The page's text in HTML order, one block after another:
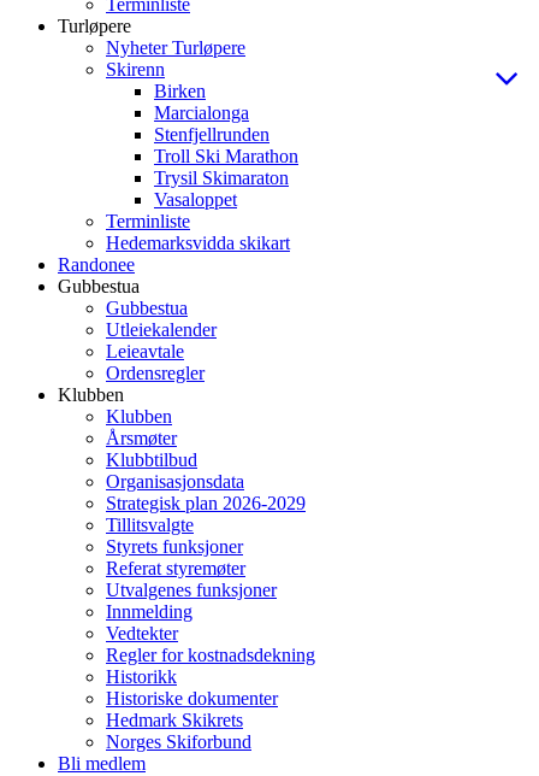
Terminliste
Turløpere
Nyheter Turløpere
Skirenn
Birken
Marcialonga
Stenfjellrunden
Troll Ski Marathon
Trysil Skimaraton
Vasaloppet
Terminliste
Hedemarksvidda skikart
Randonee
Gubbestua
Gubbestua
Utleiekalender
Leieavtale
Ordensregler
Klubben
Klubben
Årsmøter
Klubbtilbud
Organisasjonsdata
Strategisk plan 2026-2029
Tillitsvalgte
Styrets funksjoner
Referat styremøter
Utvalgenes funksjoner
Innmelding
Vedtekter
Regler for kostnadsdekning
Historikk
Historiske dokumenter
Hedmark Skikrets
Norges Skiforbund
Bli medlem